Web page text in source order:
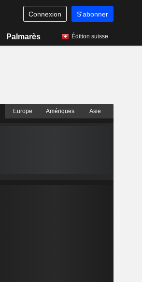
Connexion S'abonner
Palmarès Édition suisse
Europe Amériques Asie